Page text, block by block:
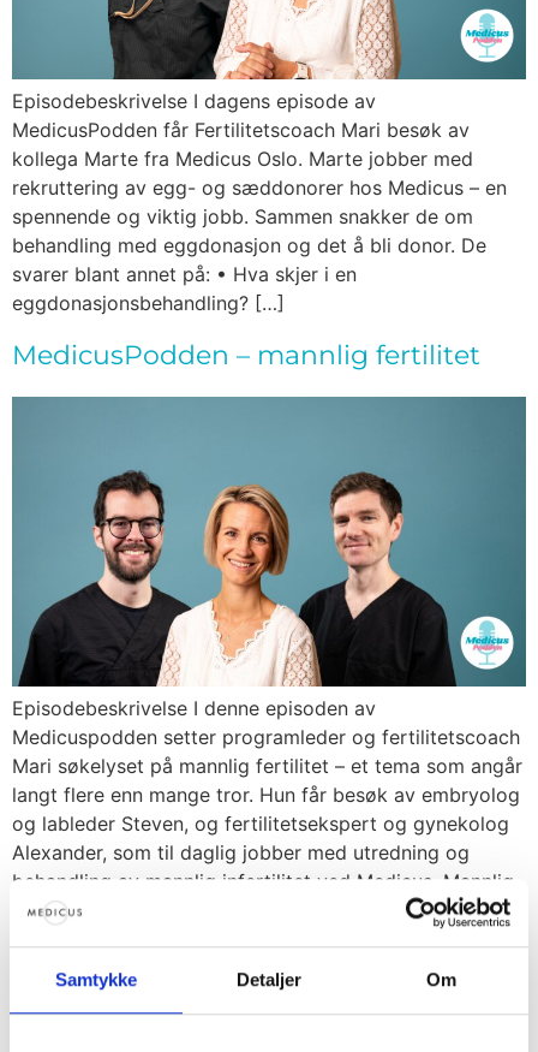
Samtykke Detaljer Om
Episodebeskrivelse I dagens episode av
MedicusPodden får Fertilitetscoach Mari besøk av
kollega Marte fra Medicus Oslo. Marte jobber med
rekruttering av egg- og sæddonorer hos Medicus – en
spennende og viktig jobb. Sammen snakker de om
behandling med eggdonasjon og det å bli donor. De
svarer blant annet på: • Hva skjer i en
eggdonasjonsbehandling? […]
MedicusPodden – mannlig fertilitet
Episodebeskrivelse I denne episoden av
Medicuspodden setter programleder og fertilitetscoach
Mari søkelyset på mannlig fertilitet – et tema som angår
langt flere enn mange tror. Hun får besøk av embryolog
og lableder Steven, og fertilitetsekspert og gynekolog
Alexander, som til daglig jobber med utredning og
behandling av mannlig infertilitet ved Medicus. Mannlig
faktor er involvert […]
sæddonasjon